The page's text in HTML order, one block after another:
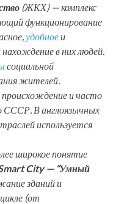
(ЖКХ) — комплекс
функционирование
удобноеи
в них людей.
социальной
жителей.
и часто
СССР. В англоязычных
используется
широкое понятие
City — “Умный
зданий и
(от